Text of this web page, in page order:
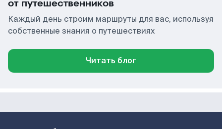
от путешественников
Каждый день строим маршруты для вас, используя
собственные знания о путешествиях
Читать блог